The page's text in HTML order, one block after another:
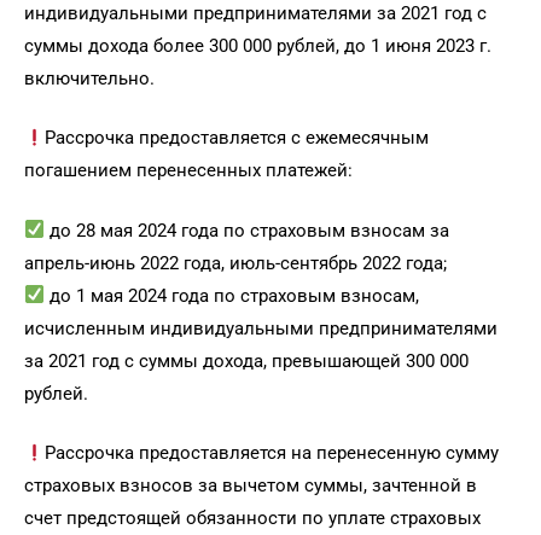
индивидуальными предпринимателями за 2021 год с
суммы дохода более 300 000 рублей, до 1 июня 2023 г.
включительно.
Рассрочка предоставляется с ежемесячным
погашением перенесенных платежей:
до 28 мая 2024 года по страховым взносам за
апрель-июнь 2022 года, июль-сентябрь 2022 года;
до 1 мая 2024 года по страховым взносам,
исчисленным индивидуальными предпринимателями
за 2021 год с суммы дохода, превышающей 300 000
рублей.
Рассрочка предоставляется на перенесенную сумму
страховых взносов за вычетом суммы, зачтенной в
счет предстоящей обязанности по уплате страховых